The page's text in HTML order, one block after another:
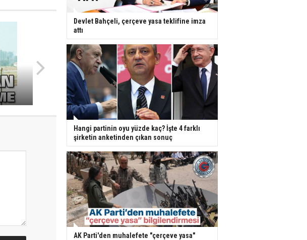
Devlet Bahçeli, çerçeve yasa teklifine imza
attı
Hangi partinin oyu yüzde kaç? İşte 4 farklı
şirketin anketinden çıkan sonuç
AK Parti'den muhalefete "çerçeve yasa"